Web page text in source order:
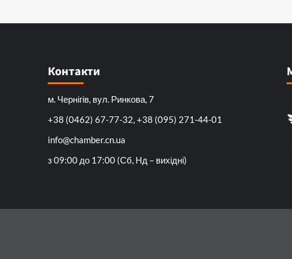
Контакти
м. Чернігів, вул. Ринкова, 7
+38 (0462) 67-77-32, +38 (095) 271-44-01
info@chamber.cn.ua
з 09:00 до 17:00 (Сб, Нд – вихідні)